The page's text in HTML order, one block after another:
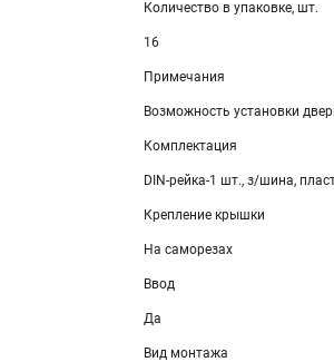
Количество в упаковке, шт.
16
Примечания
Возможность установки
Комплектация
DIN-рейка-1 шт., з/шина,
Крепление крышки
На саморезах
Ввод
Да
Вид монтажа